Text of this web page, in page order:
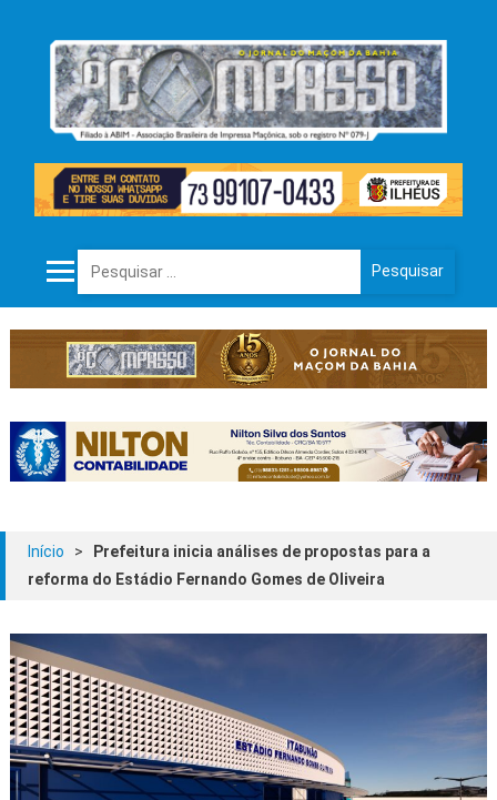
Pesquisar por:
Início >
Prefeitura inicia análises de propostas para a
reforma do Estádio Fernando Gomes de Oliveira